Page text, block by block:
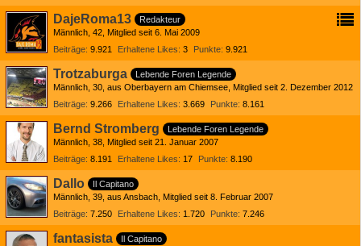
DajeRoma13
Redakteur
Männlich 42 Mitglied seit 6. Mai 2009
Beiträge 9.921 Erhaltene Likes 3 Punkte 9.921
Trotzaburga
Lebende Foren Legende
Männlich 30 aus Oberbayern am Chiemsee Mitglied seit 2. Dezember 2012
Beiträge 9.266 Erhaltene Likes 3.669 Punkte 8.161
Bernd Stromberg
Lebende Foren Legende
Männlich 38 Mitglied seit 21. Januar 2007
Beiträge 8.191 Erhaltene Likes 17 Punkte 8.190
Dallo
Il Capitano
Männlich 39 aus Ansbach Mitglied seit 8. Februar 2007
Beiträge 7.250 Erhaltene Likes 1.720 Punkte 7.246
fantasista
Il Capitano